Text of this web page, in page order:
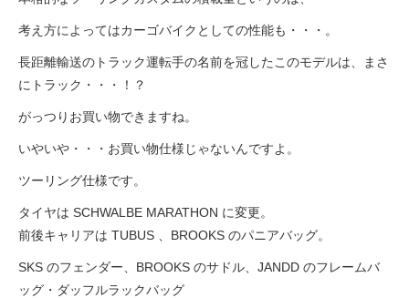
盗難保証
SpotMateログイン
オリジナル自転車
Norwayシリーズ
考え方によってはカーゴバイクとしての性能も・・・。
長距離輸送のトラック運転手の名前を冠したこのモデルは、まさ
にトラック・・・！？
がっつりお買い物できますね。
いやいや・・・お買い物仕様じゃないんですよ。
ツーリング仕様です。
タイヤは SCHWALBE MARATHON に変更。
前後キャリアは TUBUS 、BROOKS のパニアバッグ。
SKS のフェンダー、BROOKS のサドル、JANDD のフレームバ
ッグ・ダッフルラックバッグ